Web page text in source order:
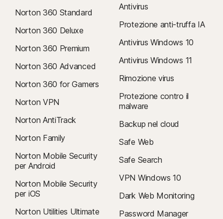
Norton 360 Standard
Norton 360 Deluxe
Norton 360 Premium
Norton 360 Advanced
Norton 360 for Gamers
Norton VPN
Norton AntiTrack
Norton Family
Norton Mobile Security
per Android
Norton Mobile Security
per iOS
Norton Utilities Ultimate
Antivirus
Protezione anti-truffa IA
Antivirus Windows 10
Antivirus Windows 11
Rimozione virus
Protezione contro il
malware
Backup nel cloud
Safe Web
Safe Search
VPN Windows 10
Dark Web Monitoring
Password Manager